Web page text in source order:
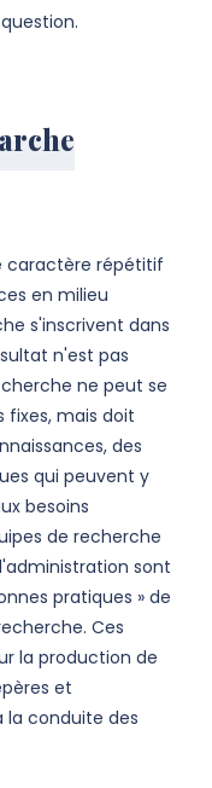
caractère répétitif
en milieu
s'inscrivent dans
n'est pas
ne peut se
fixes, mais doit
des
qui peuvent y
besoins
de recherche
sont
pratiques » de
Ces
la production de
et
conduite des